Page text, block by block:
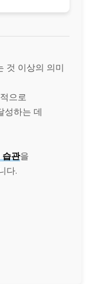
것 이상의 의미
으로
성하는 데
습관을
다.